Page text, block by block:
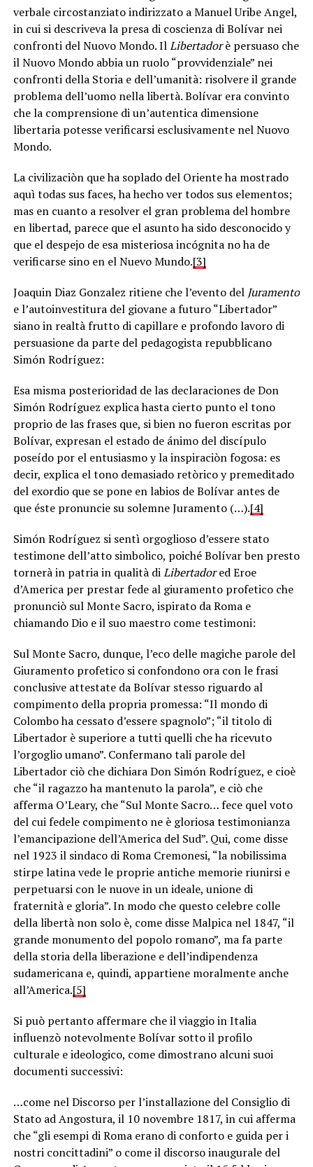
verbale circostanziato indirizzato a Manuel Uribe Angel,
in cui si descriveva la presa di coscienza di Bolívar nei
confronti del Nuovo Mondo. IlLibertadorè persuaso che
il Nuovo Mondo abbia un ruolo “provvidenziale” nei
confronti della Storia e dell’umanità: risolvere il grande
problema dell’uomo nella libertà. Bolívar era convinto
che la comprensione di un’autentica dimensione
libertaria potesse verificarsi esclusivamente nel Nuovo
Mondo.
La civilizaciòn que ha soplado del Oriente ha mostrado
aquì todas sus faces, ha hecho ver todos sus elementos;
mas en cuanto a resolver el gran problema del hombre
en libertad, parece que el asunto ha sido desconocido y
que el despejo de esa misteriosa incógnita no ha de
verificarse sino en el Nuevo Mundo.[3]
Joaquin Diaz Gonzalez ritiene che l’evento del Juramento
e l’autoinvestitura del giovane a futuro “Libertador”
siano in realtà frutto di capillare e profondo lavoro di
persuasione da parte del pedagogista repubblicano
Simón Rodríguez:
Esa misma posterioridad de las declaraciones de Don
Simón Rodríguez explica hasta cierto punto el tono
proprio de las frases que, si bien no fueron escritas por
Bolívar, expresan el estado de ánimo del discípulo
poseído por el entusiasmo y la inspiraciòn fogosa: es
decir, explica el tono demasiado retòrico y premeditado
del exordio que se pone en labios de Bolívar antes de
que éste pronuncie su solemne Juramento (…).[4]
Simón Rodríguez si sentì orgoglioso d’essere stato
testimone dell’atto simbolico, poiché Bolívar ben presto
tornerà in patria in qualità diLibertadored Eroe
d’America per prestar fede al giuramento profetico che
pronunciò sul Monte Sacro, ispirato da Roma e
chiamando Dio e il suo maestro come testimoni:
Sul Monte Sacro, dunque, l’eco delle magiche parole del
Giuramento profetico si confondono ora con le frasi
conclusive attestate da Bolívar stesso riguardo al
compimento della propria promessa: “Il mondo di
Colombo ha cessato d’essere spagnolo”; “il titolo di
Libertador è superiore a tutti quelli che ha ricevuto
l’orgoglio umano”. Confermano tali parole del
Libertador ciò che dichiara Don Simón Rodríguez, e cioè
che “il ragazzo ha mantenuto la parola”, e ciò che
afferma O’Leary, che “Sul Monte Sacro… fece quel voto
del cui fedele compimento ne è gloriosa testimonianza
l’emancipazione dell’America del Sud”. Qui, come disse
nel 1923 il sindaco di Roma Cremonesi, “la nobilissima
stirpe latina vede le proprie antiche memorie riunirsi e
perpetuarsi con le nuove in un ideale, unione di
fraternità e gloria”. In modo che questo celebre colle
della libertà non solo è, come disse Malpica nel 1847, “il
grande monumento del popolo romano”, ma fa parte
della storia della liberazione e dell’indipendenza
sudamericana e, quindi, appartiene moralmente anche
all’America.[5]
Si può pertanto affermare che il viaggio in Italia
influenzò notevolmente Bolívar sotto il profilo
culturale e ideologico, come dimostrano alcuni suoi
documenti successivi:
…come nel Discorso per l’installazione del Consiglio di
Stato ad Angostura, il 10 novembre 1817, in cui afferma
che “gli esempi di Roma erano di conforto e guida per i
nostri concittadini” o come il discorso inaugurale del